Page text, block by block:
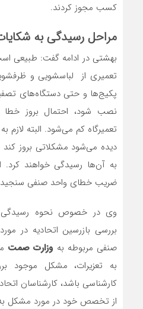
کسب مجوز کردند.
مراحل رسیدگی به
بهشتی در ادامه گفت: طبیعی
تعمیری از لباسشویی و
پکیج‌ها و حتی دستگاه‌های
نصب شود، احتمال بروز خطا
تعمیرگاه کم می‌شود. البته
دیده می‌شود مشکلاتی بروز کند
به آن‌ها رسیدگی خواهند
ضریب خطای واحد صنفی
وی در خصوص نحوه رسیدگی
بررسی بازرسین اتحادیه در
صنفی مربوطه به وزارت صمت
به تعزیرات، مشکل موجود
کارشناسی باشد، کارشناسان
از تخصص خود در مورد مشکل